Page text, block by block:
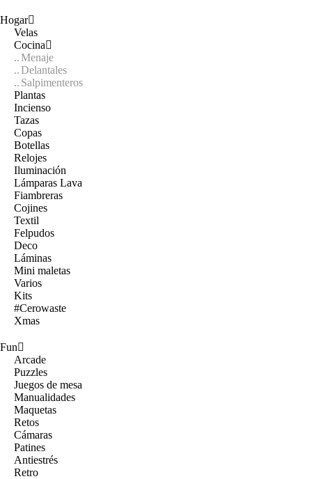
Hogar
Velas
Cocina
Menaje
Delantales
Salpimenteros
Plantas
Incienso
Tazas
Copas
Botellas
Relojes
Iluminación
Lámparas Lava
Fiambreras
Cojines
Textil
Felpudos
Deco
Láminas
Mini maletas
Varios
Kits
#Cerowaste
Xmas
Fun
Arcade
Puzzles
Juegos de mesa
Manualidades
Maquetas
Retos
Cámaras
Patines
Antiestrés
Retro